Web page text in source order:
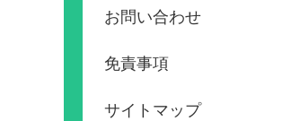
お問い合わせ
免責事項
サイトマップ